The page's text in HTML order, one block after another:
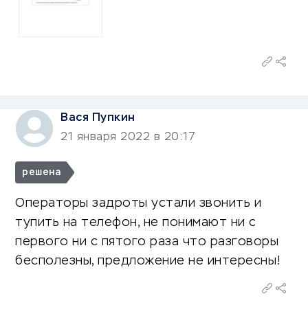
Вася Пупкин
21 января 2022 в 20:17
решена
Операторы задроты устали звонить и
тупить на телефон, не понимают ни с
первого ни с пятого раза что разговоры
бесполезны, предложение не интересны!